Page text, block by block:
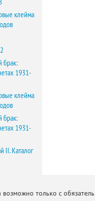
клейма
брак:
1931-
клейма
брак:
1931-
II. Каталог
только с